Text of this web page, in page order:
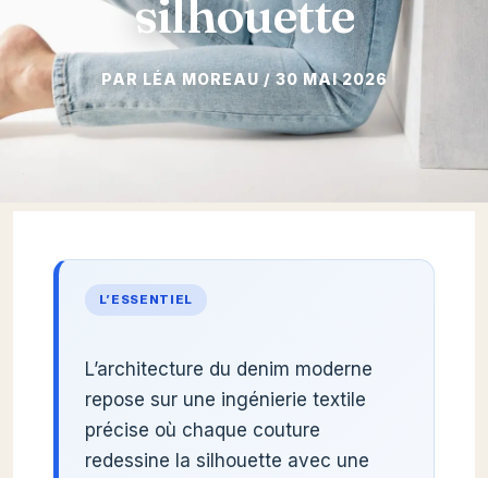
silhouette
30 MAI 2026
L’ESSENTIEL
L’architecture du denim moderne
repose sur une ingénierie textile
précise où chaque couture
redessine la silhouette avec une